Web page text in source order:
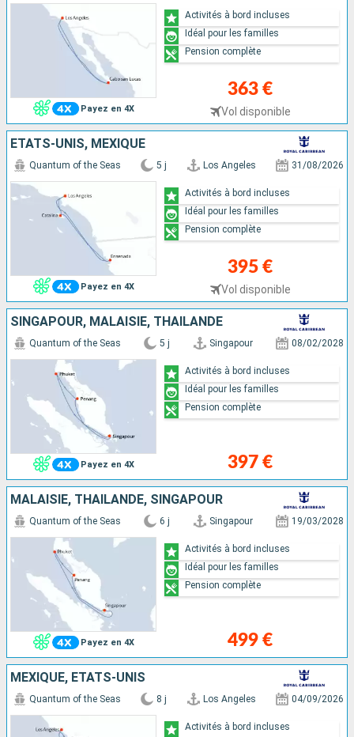
Payez en 4X
363 €
Vol disponible
Activités à bord incluses
Idéal pour les familles
Pension complète
ÉTATS-UNIS, MEXIQUE
Payez en 4X
Quantum of the Seas 5 j Los Angeles 31/08/2026
395 €
Vol disponible
Activités à bord incluses
Idéal pour les familles
Pension complète
SINGAPOUR, MALAISIE, THAÏLANDE
Payez en 4X
Quantum of the Seas 5 j Singapour 08/02/2028
397 €
Activités à bord incluses
Idéal pour les familles
Pension complète
MALAISIE, THAÏLANDE, SINGAPOUR
Payez en 4X
Quantum of the Seas 6 j Singapour 19/03/2028
499 €
Activités à bord incluses
Idéal pour les familles
Pension complète
MEXIQUE, ÉTATS-UNIS
Quantum of the Seas 8 j Los Angeles 04/09/2026
Activités à bord incluses